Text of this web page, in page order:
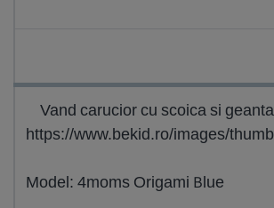
Vand carucior cu scoica si
https://www.bekid.ro/images/
Model: 4moms Origami Blue